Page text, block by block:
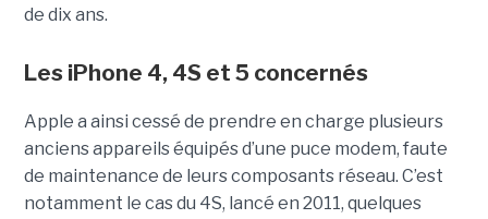
de dix ans.
Les iPhone 4, 4S et 5 concernés
Apple a ainsi cessé de prendre en charge plusieurs
anciens appareils équipés d’une puce modem, faute
de maintenance de leurs composants réseau. C’est
notamment le cas du 4S, lancé en 2011, quelques